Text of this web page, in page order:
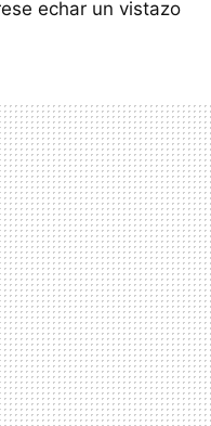
echar un vistazo